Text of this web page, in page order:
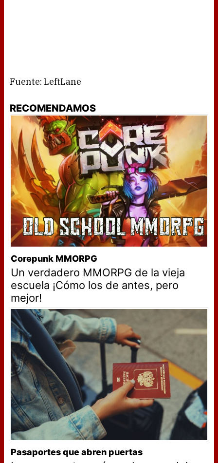
Fuente: LeftLane
RECOMENDAMOS
Corepunk MMORPG
Un verdadero MMORPG de la vieja
escuela ¡Cómo los de antes, pero
mejor!
Pasaportes que abren puertas